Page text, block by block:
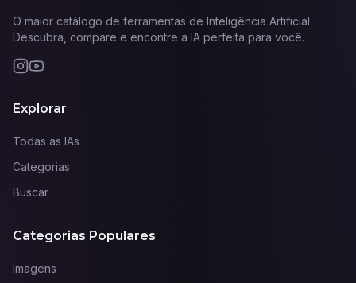
O maior catálogo de ferramentas de Inteligência Artificial.
Descubra, compare e encontre a IA perfeita para você.
Explorar
Todas as IAs
Categorias
Buscar
Categorias Populares
Imagens